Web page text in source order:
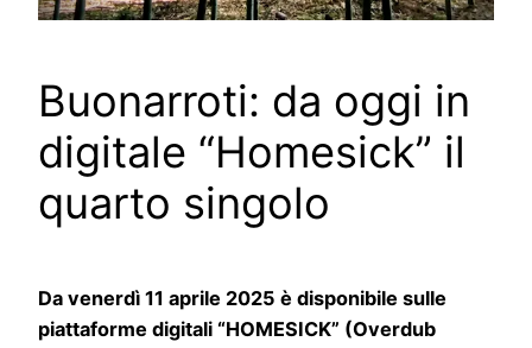
Buonarroti: da oggi in
digitale “Homesick” il
quarto singolo
Da venerdì 11 aprile 2025 è disponibile sulle
piattaforme digitali “HOMESICK” (Overdub